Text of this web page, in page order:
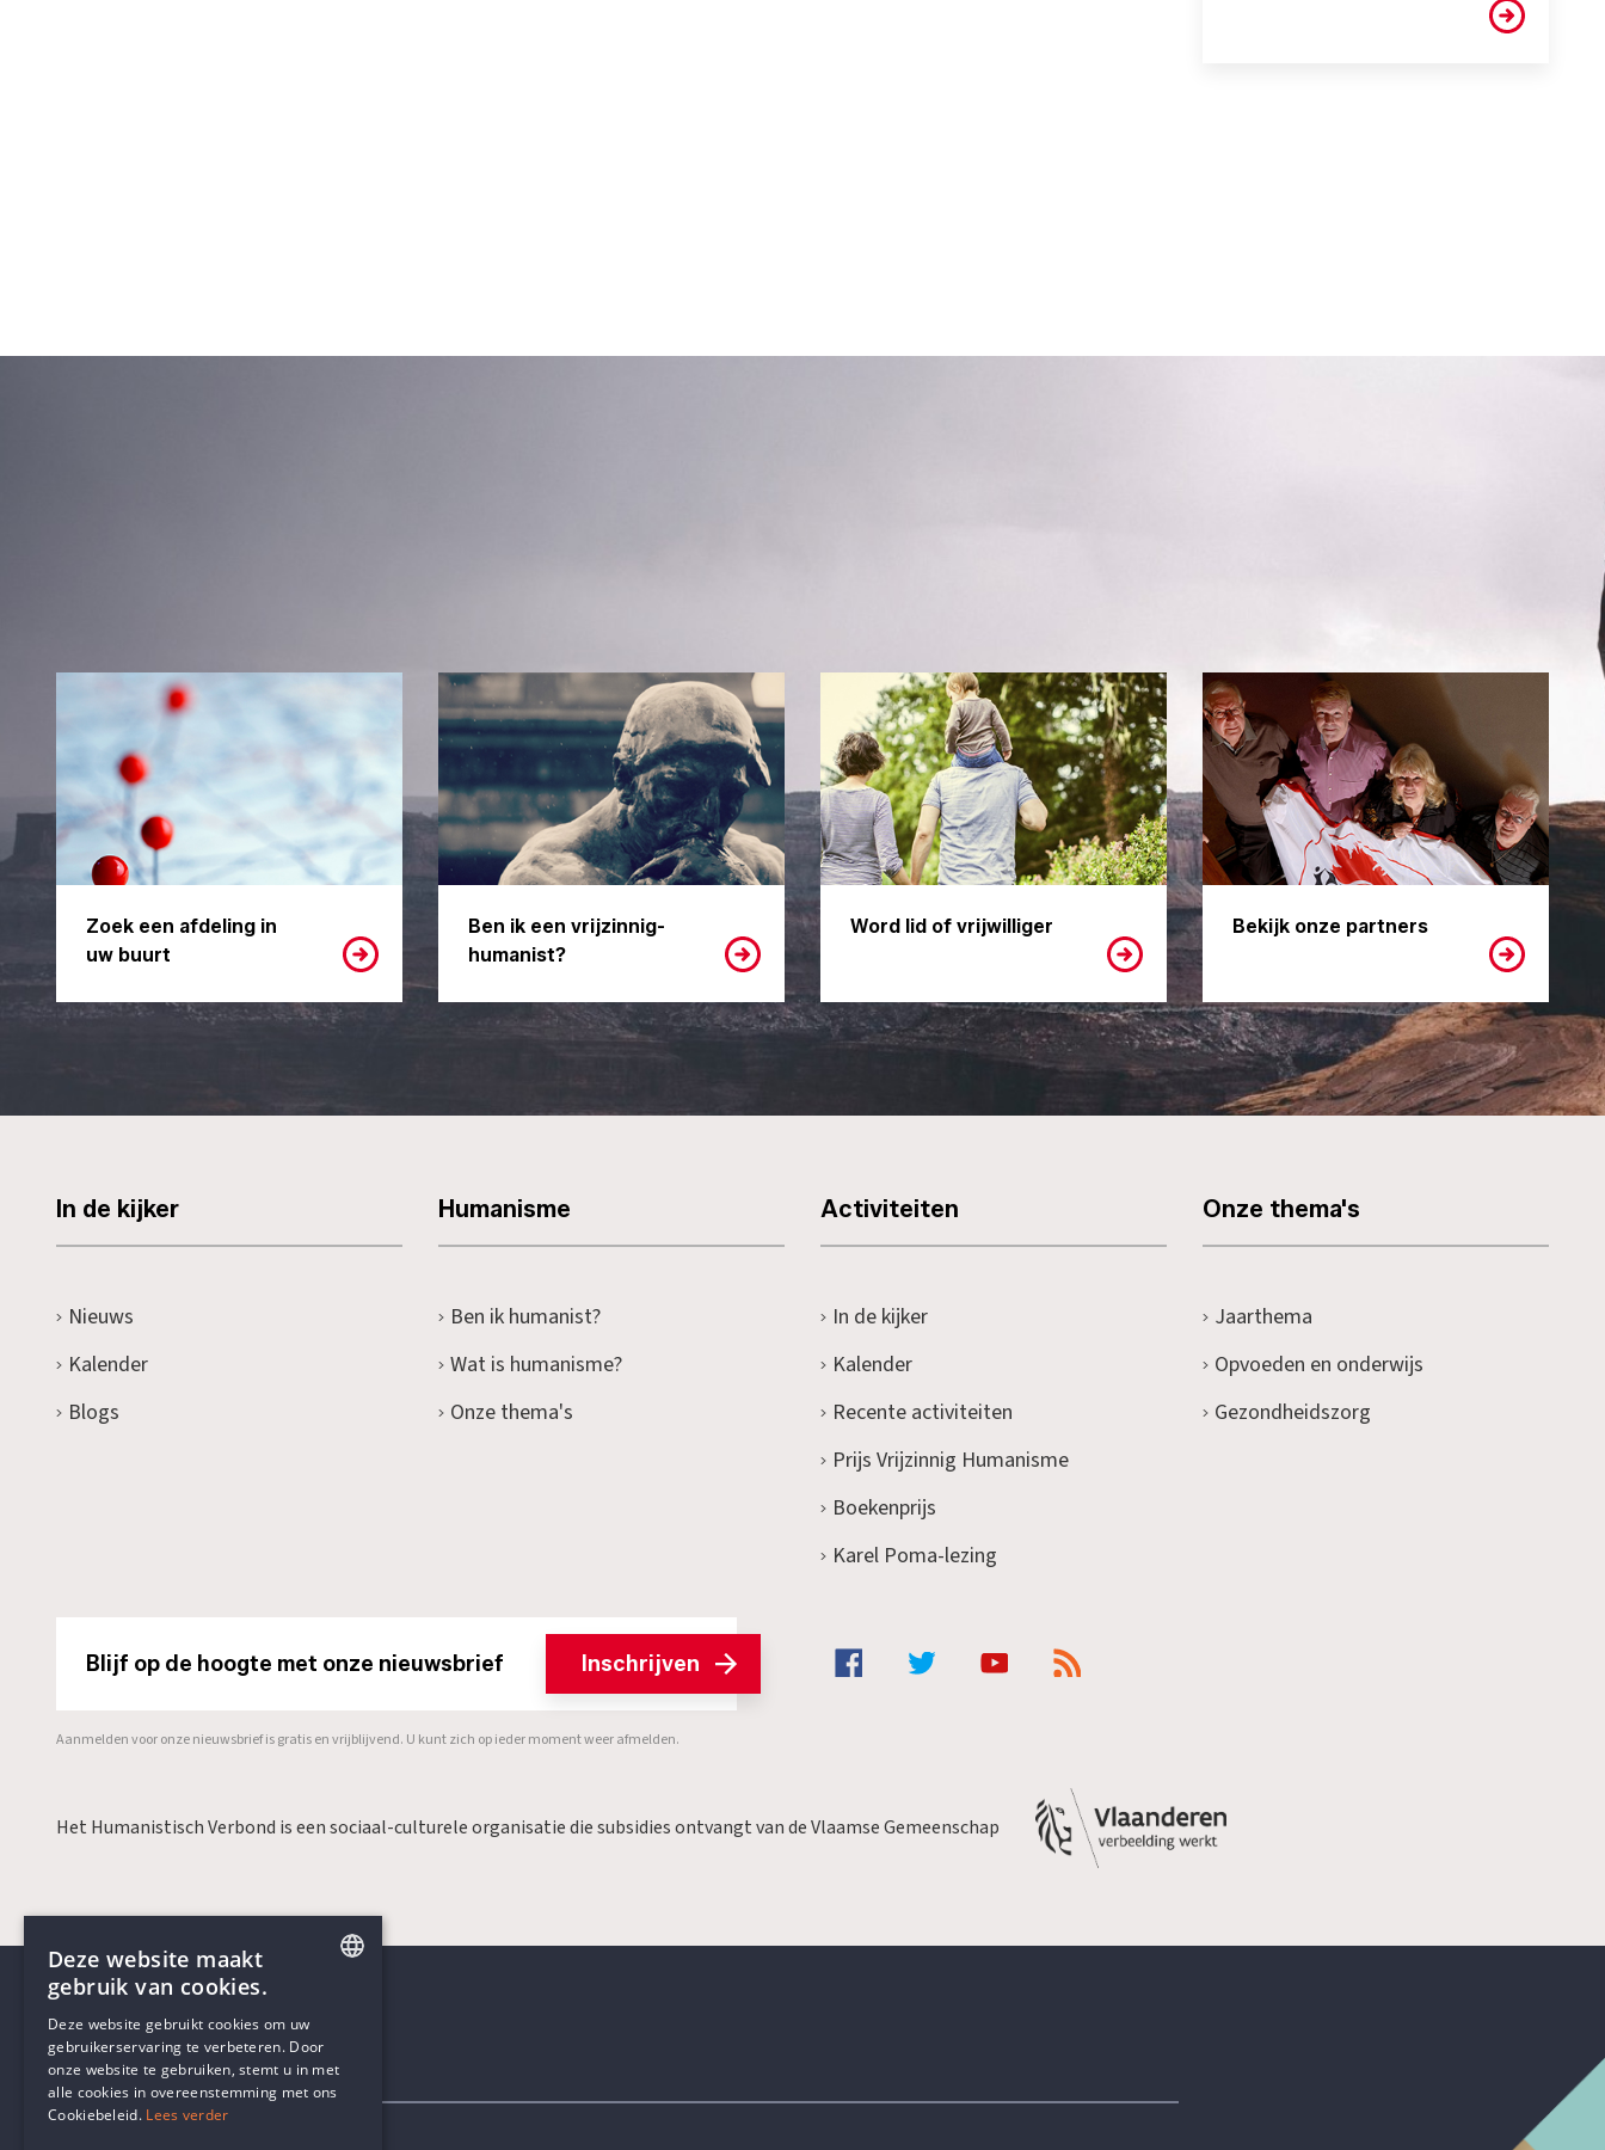
Zoek een afdeling in
uw buurt
Ben ik een vrijzinnig-
humanist?
Word lid of vrijwilliger Bekijk onze partners
In de kijker
Nieuws
Kalender
Blogs
Humanisme
Ben ik humanist?
Wat is humanisme?
Onze thema's
Activiteiten
In de kijker
Kalender
Recente activiteiten
Prijs Vrijzinnig Humanisme
Boekenprijs
Karel Poma-lezing
Onze thema's
Jaarthema
Opvoeden en onderwijs
Gezondheidszorg
Blijf op de hoogte met onze nieuwsbrief Inschrijven
Aanmelden voor onze nieuwsbrief is gratis en vrijblijvend. U kunt zich op ieder moment weer afmelden.
Het Humanistisch Verbond is een sociaal-culturele organisatie die subsidies ontvangt van de Vlaamse Gemeenschap
Contactgegevens
DUTCH
Deze website maakt
gebruik van cookies.
Deze website gebruikt cookies om uw
gebruikerservaring te verbeteren. Door
onze website te gebruiken, stemt u in met
alle cookies in overeenstemming met ons
Cookiebeleid. Lees verder